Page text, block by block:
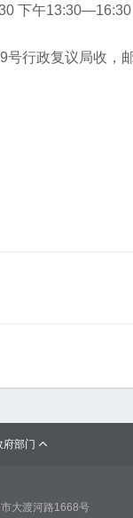
下午13:30—16:30
行政复议局收，
府部门 
大渡河路1668号